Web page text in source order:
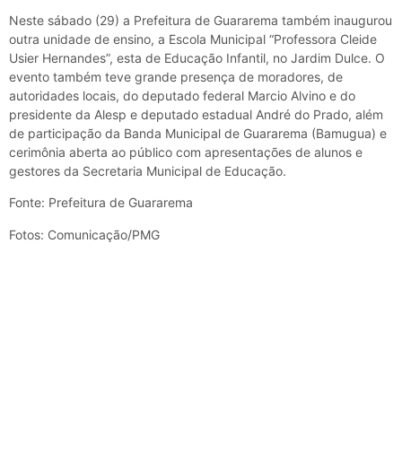
Neste sábado (29) a Prefeitura de Guararema também inaugurou
outra unidade de ensino, a Escola Municipal “Professora Cleide
Usier Hernandes”, esta de Educação Infantil, no Jardim Dulce. O
evento também teve grande presença de moradores, de
autoridades locais, do deputado federal Marcio Alvino e do
presidente da Alesp e deputado estadual André do Prado, além
de participação da Banda Municipal de Guararema (Bamugua) e
cerimônia aberta ao público com apresentações de alunos e
gestores da Secretaria Municipal de Educação.
Fonte: Prefeitura de Guararema
Fotos: Comunicação/PMG